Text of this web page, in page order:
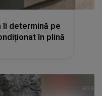
îi determină pe
în plină